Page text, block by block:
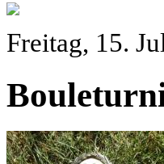
Freitag, 15.